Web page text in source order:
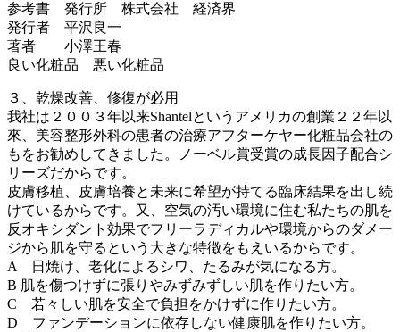
参考書 発行所 株式会社 経済界
発行者 平沢良一
著者 小澤王春
良い化粧品 悪い化粧品
３、乾燥改善、修復が必用
我社は２００３年以来Shantelというアメリカの創業２２年以
來、美容整形外科の患者の治療アフターケヤー化粧品会社の
もをお勧めしてきました。ノーベル賞受賞の成長因子配合シ
リーズだからです。
皮膚移植、皮膚培養と未来に希望が持てる臨床結果を出し続
けているからです。又、空気の汚い環境に住む私たちの肌を
反オキシダント効果でフリーラディカルや環境からのダメー
ジから肌を守るという大きな特徴をもえいるからです。
A 日焼け、老化によるシワ、たるみが気になる方。
B 肌を傷つけずに張りやみずみずしい肌を作りたい方。
C 若々しい肌を安全で負担をかけずに作りたい方。
D ファンデーションに依存しない健康肌を作りたい方。